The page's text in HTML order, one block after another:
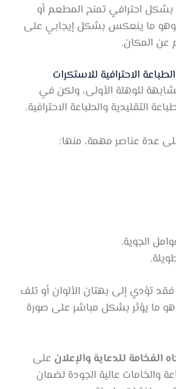
احترافي تمنح المطعم أو
وهو ما ينعكس بشكل إيجابي على
عن المكان.
الاحترافية للاستكرات
للوهلة الأولى، ولكن في
التقليدية والطباعة الاحترافية.
عدة عناصر مهمة، منها:
الجوية.
تؤدي إلى بهتان الألوان أو تلف
ما يؤثر بشكل مباشر على صورة
الفخامة للدعاية والإعلان على
والخامات عالية الجودة لضمان